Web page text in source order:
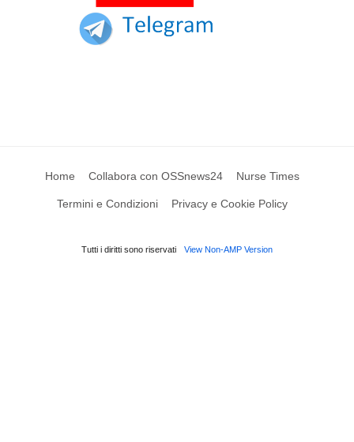
Home Collabora con OSSnews24 Nurse Times
Termini e Condizioni Privacy e Cookie Policy
Tutti i diritti sono riservati View Non-AMP Version